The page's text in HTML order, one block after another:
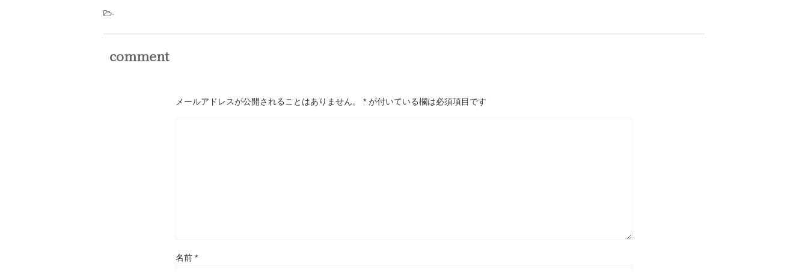
-
comment
メールアドレスが公開されることはありません。 * が付いている欄は必須項目です
名前 *